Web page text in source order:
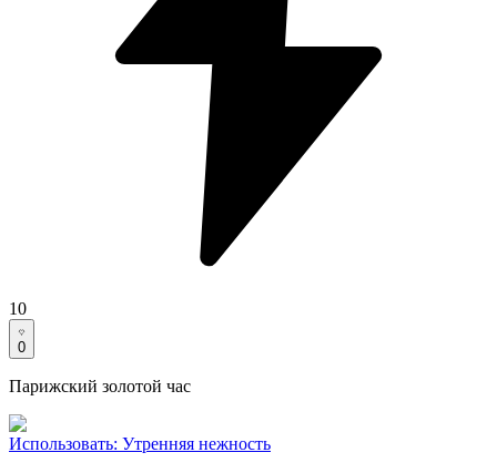
10
0
Парижский золотой час
Использовать: Утренняя нежность